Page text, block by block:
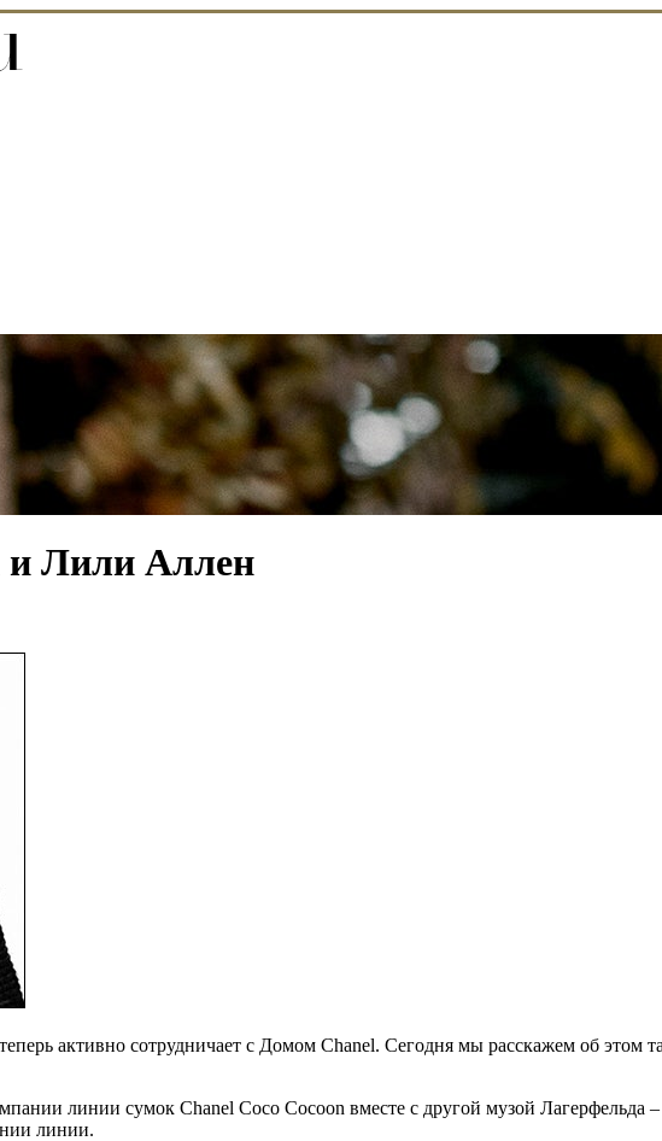
и Лили Аллен
активно сотрудничает с Домом Chanel. Сегодня мы расскажем об этом
линии сумок Chanel Coco Cocoon вместе с другой музой Лагерфельда
линии.